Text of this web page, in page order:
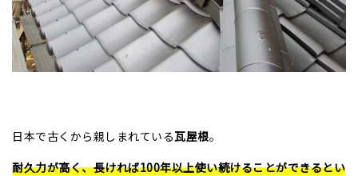
日本で古くから親しまれている瓦屋根。
耐久力が高く、長ければ100年以上使い続けることができるとい